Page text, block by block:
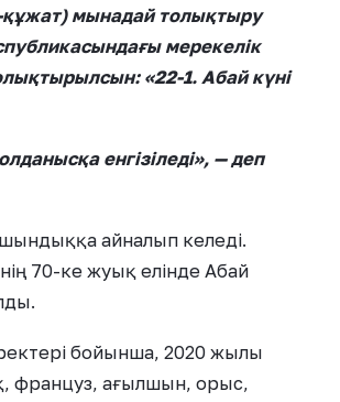
мынадай толықтыру
мерекелік
«22-1. Абай күні
енгізіледі», — деп
айналып келеді.
70-ке жуық елінде Абай
бойынша, 2020 жылы
француз, ағылшын, орыс,